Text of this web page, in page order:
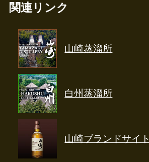
関連リンク
山崎蒸溜所
白州蒸溜所
山崎ブランドサイト